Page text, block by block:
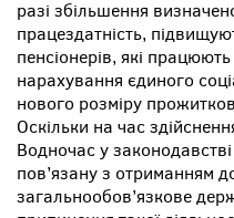
разі збільшення
працездатність,
пенсіонерів, які
нарахування єдиного
нового розміру
Оскільки на час
Водночас у
пов’язану з отриманням
загальнообов’язкове